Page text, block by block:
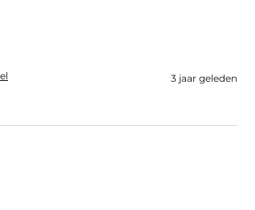
3 jaar geleden